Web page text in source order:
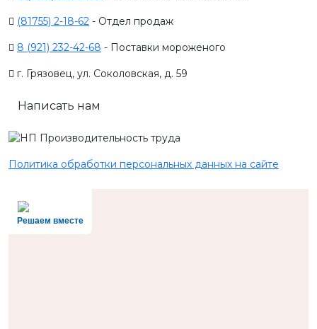
(81755) 2-18-62 - Отдел продаж
8 (921) 232-42-68 - Поставки мороженого
г. Грязовец, ул. Соколовская, д. 59
Написать нам
Политика обработки персональных данных на сайте
Решаем вместе